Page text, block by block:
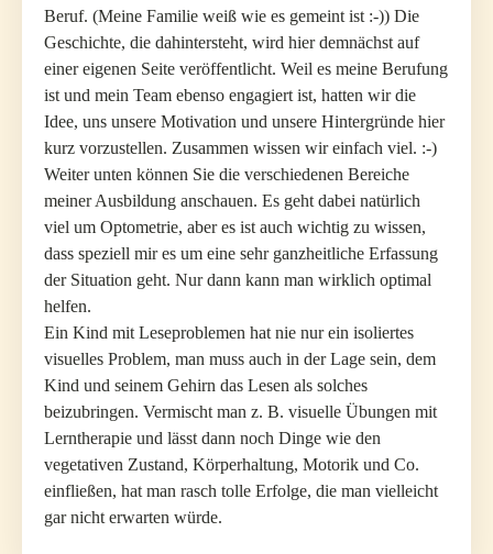
Beruf. (Meine Familie weiß wie es gemeint ist :-)) Die
Geschichte, die dahintersteht, wird hier demnächst auf
einer eigenen Seite veröffentlicht. Weil es meine Berufung
ist und mein Team ebenso engagiert ist, hatten wir die
Idee, uns unsere Motivation und unsere Hintergründe hier
kurz vorzustellen. Zusammen wissen wir einfach viel. :-)
Weiter unten können Sie die verschiedenen Bereiche
meiner Ausbildung anschauen. Es geht dabei natürlich
viel um Optometrie, aber es ist auch wichtig zu wissen,
dass speziell mir es um eine sehr ganzheitliche Erfassung
der Situation geht. Nur dann kann man wirklich optimal
helfen.
Ein Kind mit Leseproblemen hat nie nur ein isoliertes
visuelles Problem, man muss auch in der Lage sein, dem
Kind und seinem Gehirn das Lesen als solches
beizubringen. Vermischt man z. B. visuelle Übungen mit
Lerntherapie und lässt dann noch Dinge wie den
vegetativen Zustand, Körperhaltung, Motorik und Co.
einfließen, hat man rasch tolle Erfolge, die man vielleicht
gar nicht erwarten würde.